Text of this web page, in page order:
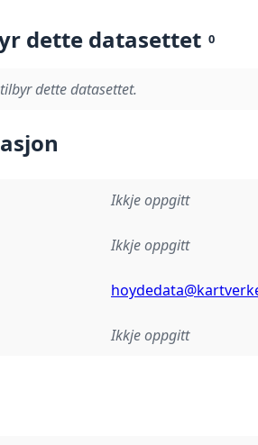
dette datasettet 0
dette datasettet.
Ikkje oppgitt
Ikkje oppgitt
Ikkje oppgitt